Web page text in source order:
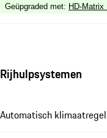
Geüpgraded met: HD-Matrix
Rijhulpsystemen
Automatisch